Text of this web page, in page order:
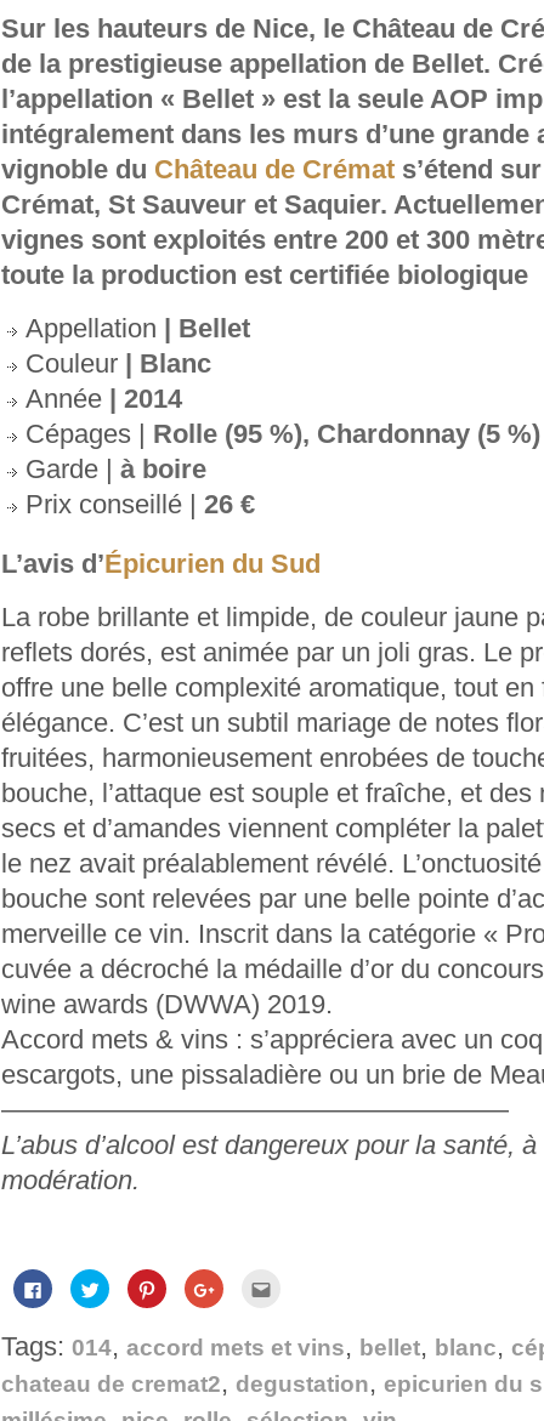
Sur les hauteurs de Nice, le Château de
de la prestigieuse appellation de Bellet.
l’appellation « Bellet » est la seule AOP
intégralement dans les murs d’une grande
vignoble du Château de Crémat s’étend
Crémat, St Sauveur et Saquier.
vignes sont exploités entre 200 et 300
toute la production est certifiée biologique
Appellation | Bellet
Couleur | Blanc
Année | 2014
Cépages | Rolle (95 %), Chardonnay (5 %)
Garde | à boire
Prix conseillé | 26 €
L’avis d’Épicurien du Sud
La robe brillante et limpide, de couleur jaune
reflets dorés, est animée par un joli gras. Le
offre une belle complexité aromatique, tout en
élégance. C’est un subtil mariage de notes
fruitées, harmonieusement enrobées de
bouche, l’attaque est souple et fraîche, et des
secs et d’amandes viennent compléter la
le nez avait préalablement révélé.
bouche sont relevées par une belle pointe
merveille ce vin. Inscrit dans la catégorie «
cuvée a décroché la médaille d’or du
wine awards (DWWA) 2019.
Accord mets & vins : s’appréciera avec un
escargots, une pissaladière ou un brie de
———————————————————
L’abus d’alcool est dangereux pour la santé,
modération.
Cliquez
pour
partager
Facebook(ouvre
dans
nouvelle
Cliquez
pour
partager
Twitter(ouvre
dans
une
nouvelle
Cliquez
pour
partager
Pinterest(ouvre
dans
nouvelle
Cliquez
pour
Google+
(ouvre
dans
une
nouvelle
fenêtre)
e-
mail
un
ami(ouvre
dans
Tags: 014, accord mets et vins, bellet, blanc,
chateau de cremat2, degustation, epicurien du